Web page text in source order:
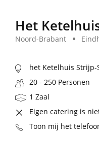
Het
Noord-Brabant
het Ketelhuis Strijp-
20 - 250 Personen
1 Zaal
Eigen catering is
Toon mij het